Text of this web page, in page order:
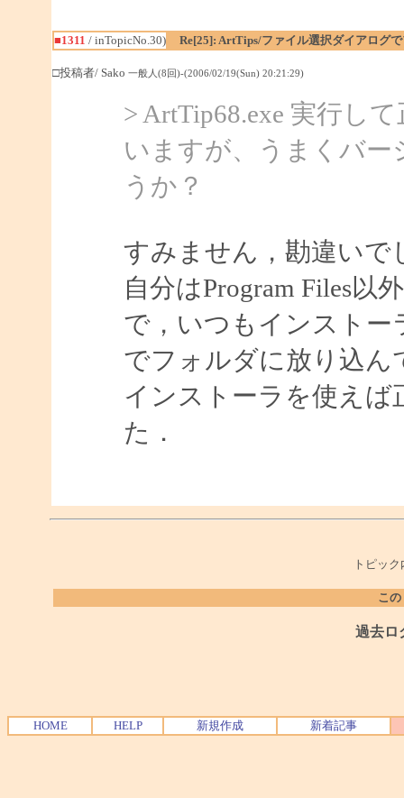
■1311 / inTopicNo.30) Re[25]: ArtTips/ファイル選択ダイアログ
□投稿者/ Sako 一般人(8回)-(2006/02/19(Sun) 20:21:29)
> ArtTip68.exe 実行し
いますが、うまくバ
うか？
すみません，勘違いで
自分はProgram Files以
で，いつもインストー
でフォルダに放り込ん
インストーラを使え
た．
トピッ
こ
過去ロ
HOME HELP 新規作成 新着記事